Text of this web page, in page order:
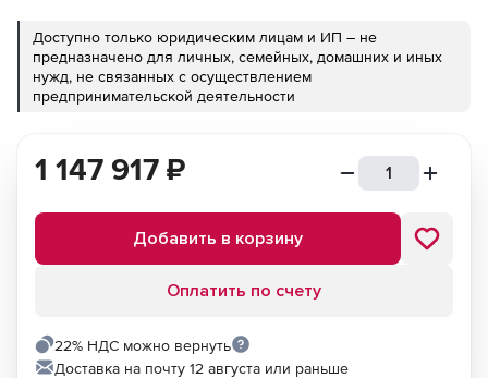
Доступно только юридическим лицам и ИП – не
предназначено для личных, семейных, домашних и иных
нужд, не связанных с осуществлением
предпринимательской деятельности
1 147 917 ₽
Добавить в корзину
Оплатить по счету
22% НДС можно вернуть
Доставка на почту 12 августа или раньше